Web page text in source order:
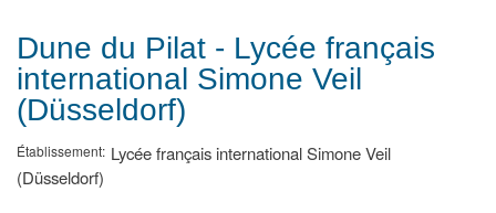
d'Ariane
Dune du Pilat - Lycée français
international Simone Veil
(Düsseldorf)
Établissement Lycée français international Simone Veil
(Düsseldorf)